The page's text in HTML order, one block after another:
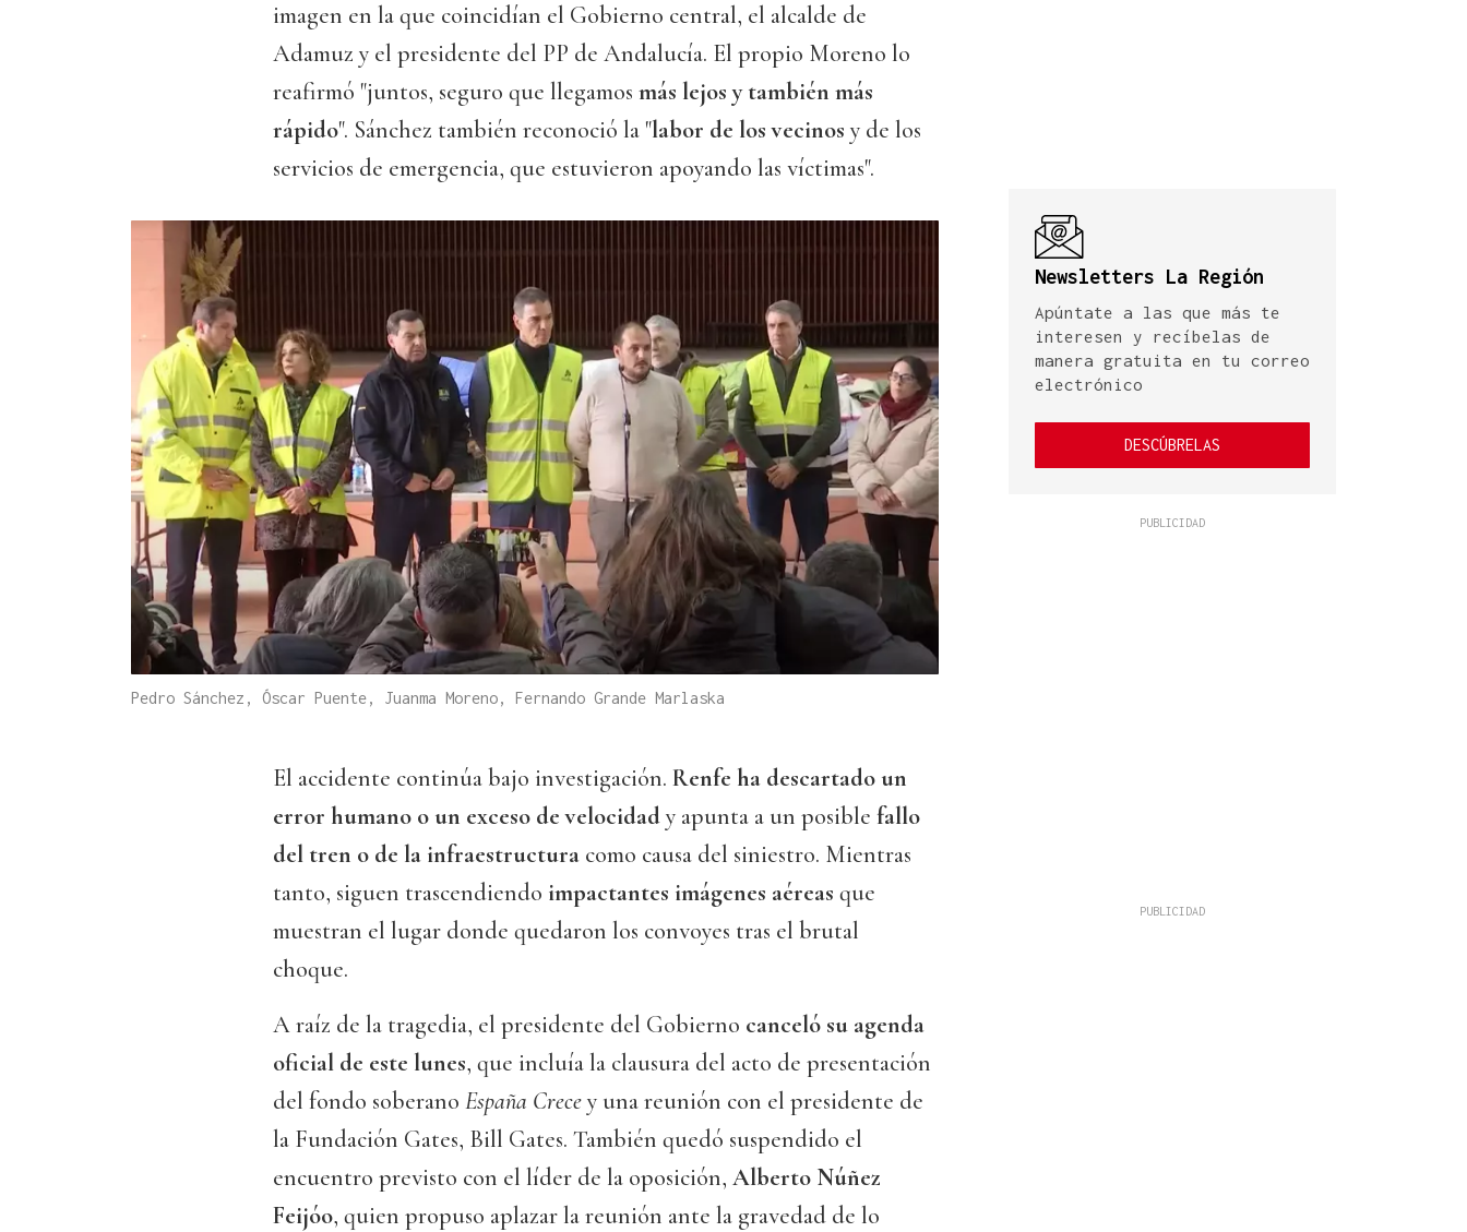
imagen en la que coincidían el Gobierno central, el alcalde de
Adamuz y el presidente del PP de Andalucía. El propio Moreno lo
reafirmó "juntos, seguro que llegamos más lejos y también más
rápido". Sánchez también reconoció la "labor de los vecinos y de los
servicios de emergencia, que estuvieron apoyando las víctimas".
Pedro Sánchez, Óscar Puente, Juanma Moreno, Fernando Grande Marlaska
El accidente continúa bajo investigación. Renfe ha descartado un
error humano o un exceso de velocidady apunta a un posible fallo
del tren o de la infraestructura como causa del siniestro. Mientras
tanto, siguen trascendiendo impactantes imágenes aéreas que
muestran el lugar donde quedaron los convoyes tras el brutal
choque.
A raíz de la tragedia, el presidente del Gobierno canceló su agenda
oficial de este lunes, que incluía la clausura del acto de presentación
del fondo soberano España Crecey una reunión con el presidente de
la Fundación Gates, Bill Gates. También quedó suspendido el
encuentro previsto con el líder de la oposición, Alberto Núñez
Feijóo, quien propuso aplazar la reunión ante la gravedad de lo
Newsletters La Región
Apúntate a las que más te
interesen y recíbelas de
manera gratuita en tu correo
electrónico
DESCÚBRELAS